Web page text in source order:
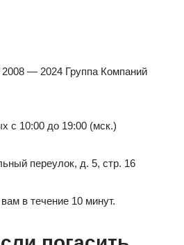
— 2024 Группа Компаний
с 10:00 до 19:00 (мск.)
переулок, д. 5, стр. 16
в течение 10 минут.